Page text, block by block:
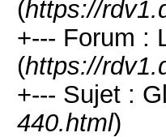
(https://
+--- Forum :
(https://
+--- Sujet :
440.html)